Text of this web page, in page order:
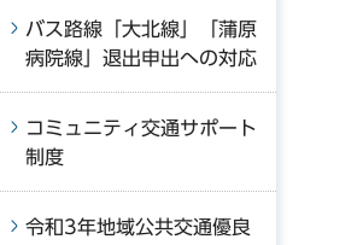
バス路線「大北線」「蒲原
病院線」退出申出への対応
コミュニティ交通サポート
制度
令和3年地域公共交通優良